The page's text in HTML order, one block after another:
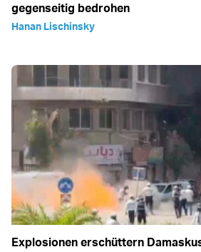
gegenseitig bedrohen
Hanan Lischinsky
Explosionen erschüttern